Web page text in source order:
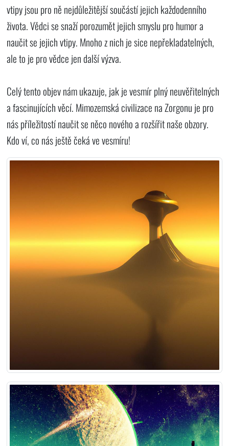
vtipy jsou pro ně nejdůležitější součástí jejich každodenního
života. Vědci se snaží porozumět jejich smyslu pro humor a
naučit se jejich vtipy. Mnoho z nich je sice nepřekladatelných,
ale to je pro vědce jen další výzva.
Celý tento objev nám ukazuje, jak je vesmír plný neuvěřitelných
a fascinujících věcí. Mimozemská civilizace na Zorgonu je pro
nás příležitostí naučit se něco nového a rozšířit naše obzory.
Kdo ví, co nás ještě čeká ve vesmíru!